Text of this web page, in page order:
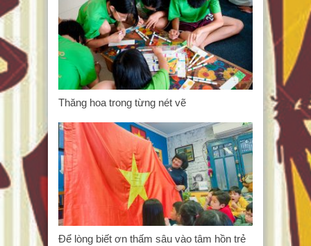
Thăng hoa trong từng nét vẽ
Để lòng biết ơn thấm sâu vào tâm hồn trẻ